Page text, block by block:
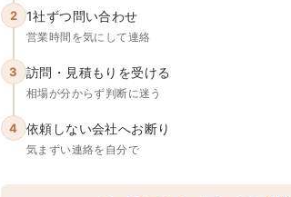
2 1社ずつ問い合わせ
営業時間を気にして連絡
3 訪問・見積もりを受ける
相場が分からず判断に迷う
4 依頼しない会社へお断り
気まずい連絡を自分で